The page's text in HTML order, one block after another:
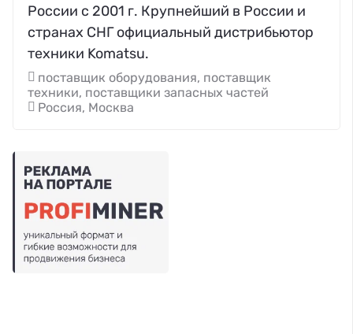
России с 2001 г. Крупнейший в России и
странах СНГ официальный дистрибьютор
техники Komatsu.
поставщик оборудования, поставщик
техники, поставщики запасных частей
Россия, Москва